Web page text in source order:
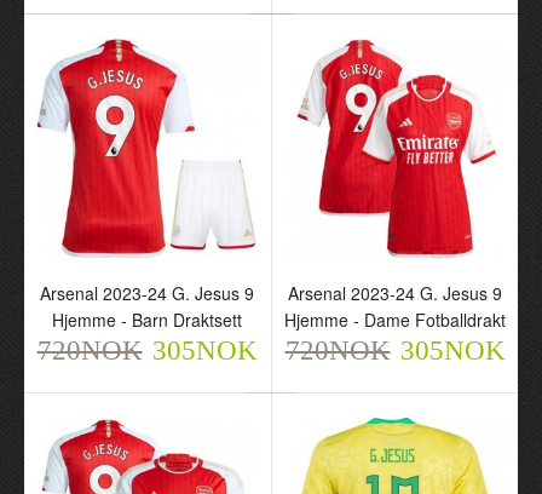
720NOK
Arsenal G. Jesus 9 Borte
Fotballdrakt
720NOK
Arsenal 2023-24 G. Jesus 9
Hjemme - Barn Draktsett
720NOK 305NOK
Arsenal 2023-24 G. Jesus 9
Hjemme - Dame Fotballdrakt
720NOK 305NOK